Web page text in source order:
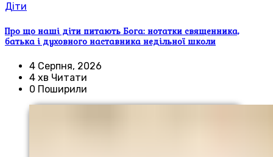
Діти
Про що наші діти питають Бога: нотатки священника,
батька і духовного наставника недільної школи
4 Серпня, 2026
4 хв Читати
0 Поширили